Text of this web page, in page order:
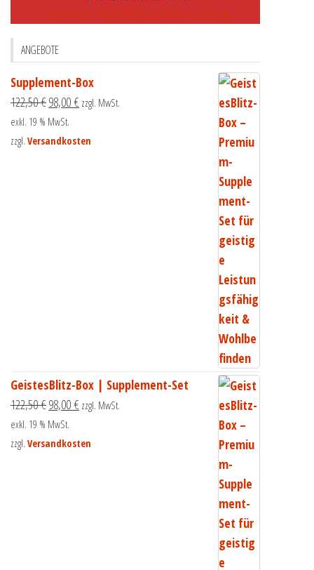
Gute Taten – Mit jedem Kauf etwas Gutes tun
ANGEBOTE
Supplement-Box
122,50€98,00 € zzgl. MwSt.
exkl. 19 % MwSt.
zzgl. Versandkosten
GeistesBlitz-Box | Supplement-Set
122,50€98,00 € zzgl. MwSt.
exkl. 19 % MwSt.
zzgl. Versandkosten